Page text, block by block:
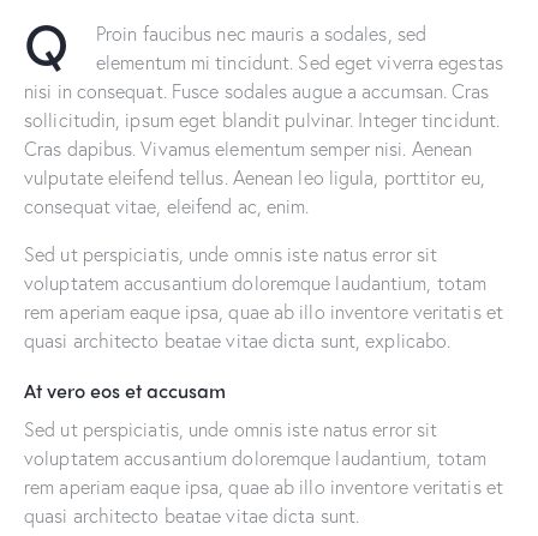
Q
Proin faucibus nec mauris a sodales, sed
elementum mi tincidunt. Sed eget viverra egestas
nisi in consequat. Fusce sodales augue a accumsan. Cras
sollicitudin, ipsum eget blandit pulvinar. Integer tincidunt.
Cras dapibus. Vivamus elementum semper nisi. Aenean
vulputate eleifend tellus. Aenean leo ligula, porttitor eu,
consequat vitae, eleifend ac, enim.
Sed ut perspiciatis, unde omnis iste natus error sit
voluptatem accusantium doloremque laudantium, totam
rem aperiam eaque ipsa, quae ab illo inventore veritatis et
quasi architecto beatae vitae dicta sunt, explicabo.
At vero eos et accusam
Sed ut perspiciatis, unde omnis iste natus error sit
voluptatem accusantium doloremque laudantium, totam
rem aperiam eaque ipsa, quae ab illo inventore veritatis et
quasi architecto beatae vitae dicta sunt.